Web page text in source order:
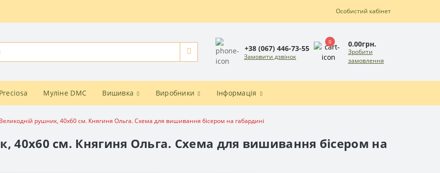
Особистий кабінет
+38 (067) 446-73-55
Замовити дзвінок
0 0.00грн.
Зробити
замовлення
Муліне DMC Вишивка Виробники Інформація
рушник, 40х60 см. Княгиня Ольга. Схема для вишивання бісером на габардині
40х60 см. Княгиня Ольга. Схема для вишивання бісером на